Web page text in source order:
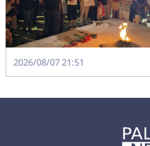
2026/08/07 21:51